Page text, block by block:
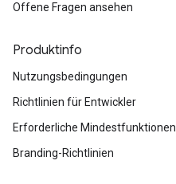
Offene Fragen ansehen
Produktinfo
Nutzungsbedingungen
Richtlinien für Entwickler
Erforderliche Mindestfunktionen
Branding-Richtlinien